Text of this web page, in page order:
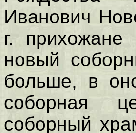
Иванович
г. прихожане
новый
больше, в
соборная
соборный